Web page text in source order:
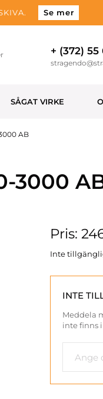
Se mer
+ (372) 55
SÅGAT VIRKE
AB
3000
Pris:
Inte
INTE
Meddela
inte finns